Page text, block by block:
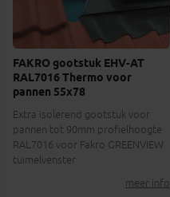
FAKRO gootstuk EHV-AT
RAL7016 Thermo voor
pannen 55x78
Extra isolerend gootstuk voor
pannen tot 90mm profielhoogte
RAL7016 voor Fakro GREENVIEW
tuimelvenster
meer info